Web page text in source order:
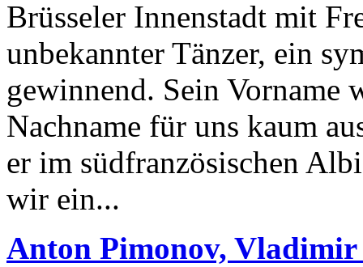
Brüsseler Innenstadt mit
unbekannter Tänzer, ein
gewinnend. Sein Vorname
Nachname für uns kaum
er im südfranzösischen
wir ein...
Anton Pimonov, Vladimir